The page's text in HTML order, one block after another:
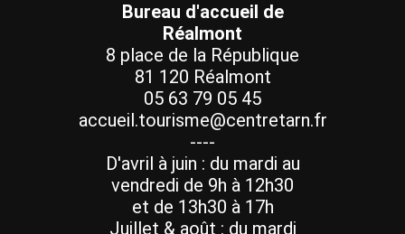
Bureau d'accueil de
Réalmont
8 place de la République
81 120 Réalmont
05 63 79 05 45
accueil.tourisme@centretarn.fr
----
D'avril à juin : du mardi au
vendredi de 9h à 12h30
et de 13h30 à 17h
Juillet & août : du mardi